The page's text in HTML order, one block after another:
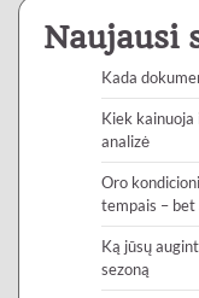
Naujausi
Kada
Kiek
analizė
Oro
tempais –
Ką jūsų
sezoną